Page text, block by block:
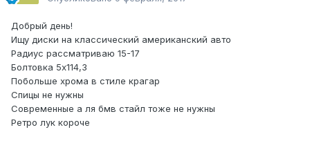
Добрый день!
Ищу диски на классический американский авто
Радиус рассматриваю 15-17
Болтовка 5х114,3
Побольше хрома в стиле крагар
Спицы не нужны
Современные а ля бмв стайл тоже не нужны
Ретро лук короче